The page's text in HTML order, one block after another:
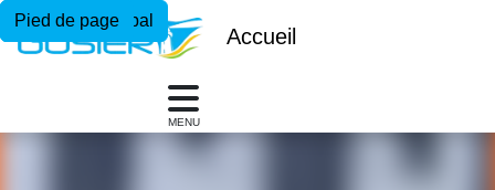
Menu principal
Contenu principal
Pied de page
Accueil
MENU